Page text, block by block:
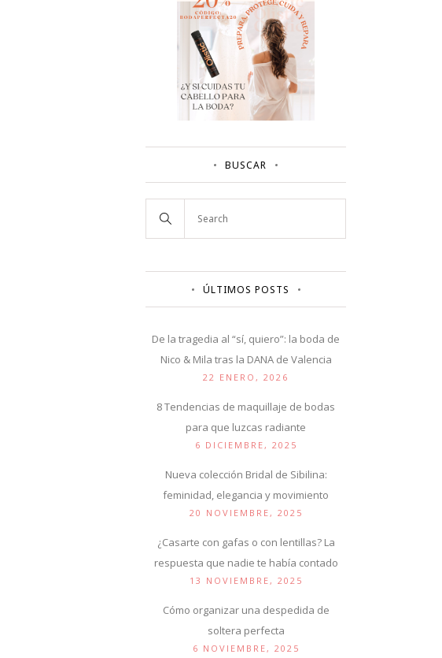
BUSCAR
ÚLTIMOS POSTS
De la tragedia al “sí, quiero”: la boda de
Nico & Mila tras la DANA de Valencia
22 ENERO, 2026
8 Tendencias de maquillaje de bodas
para que luzcas radiante
6 DICIEMBRE, 2025
Nueva colección Bridal de Sibilina:
feminidad, elegancia y movimiento
20 NOVIEMBRE, 2025
¿Casarte con gafas o con lentillas? La
respuesta que nadie te había contado
13 NOVIEMBRE, 2025
Cómo organizar una despedida de
soltera perfecta
6 NOVIEMBRE, 2025